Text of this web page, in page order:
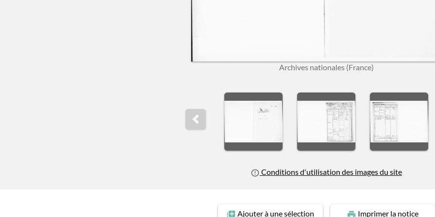
Archives nationales (France)
Previous slide
Conditions d'utilisation des images du site
Ajouterà une sélection Imprimerla notice